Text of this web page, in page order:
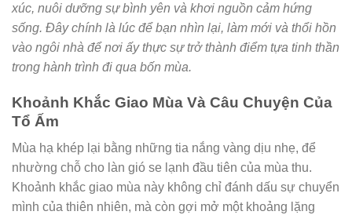
xúc, nuôi dưỡng sự bình yên và khơi nguồn cảm hứng
sống. Đây chính là lúc để bạn nhìn lại, làm mới và thổi hồn
vào ngôi nhà để nơi ấy thực sự trở thành điểm tựa tinh thần
trong hành trình đi qua bốn mùa.
Khoảnh Khắc Giao Mùa Và Câu Chuyện Của
Tổ Ấm
Mùa hạ khép lại bằng những tia nắng vàng dịu nhẹ, để
nhường chỗ cho làn gió se lạnh đầu tiên của mùa thu.
Khoảnh khắc giao mùa này không chỉ đánh dấu sự chuyển
mình của thiên nhiên, mà còn gợi mở một khoảng lặng